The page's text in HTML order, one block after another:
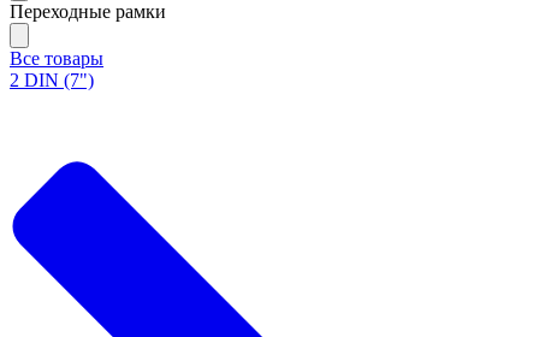
Переходные рамки
Все товары
2 DIN (7")